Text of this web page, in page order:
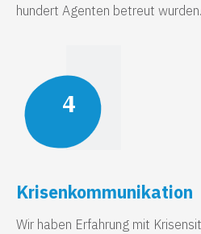
hundert Agenten betreut wurden.
4
Krisenkommunikation
Wir haben Erfahrung mit